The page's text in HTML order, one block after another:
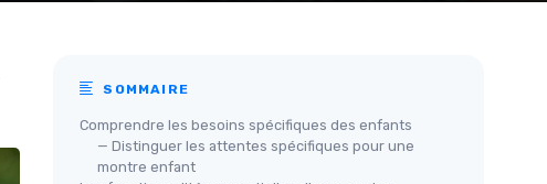
SOMMAIRE
Comprendre les besoins spécifiques des enfants
— Distinguer les attentes spécifiques pour une
montre enfant